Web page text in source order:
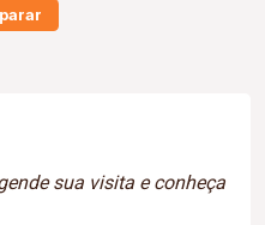
sua visita e conheça